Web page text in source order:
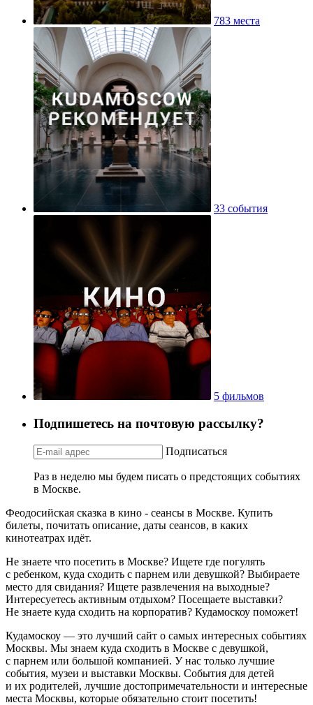
783 места
33 события
5 фильмов
Подпишетесь на почтовую рассылку?
Подписаться
Раз в неделю мы будем писать о предстоящих событиях
в Москве.
Феодосийская сказка в кино - сеансы в Москве. Купить
билеты, почитать описание, даты сеансов, в каких
кинотеатрах идёт.
Не знаете что посетить в Москве? Ищете где погулять
с ребенком, куда сходить с парнем или девушкой? Выбираете
место для свидания? Ищете развлечения на выходные?
Интересуетесь активным отдыхом? Посещаете выставки?
Не знаете куда сходить на корпоратив? Кудамоскоу поможет!
Кудамоскоу — это лучший сайт о самых интересных событиях
Москвы. Мы знаем куда сходить в Москве с девушкой,
с парнем или большой компанией. У нас только лучшие
события, музеи и выставки Москвы. События для детей
и их родителей, лучшие достопримечательности и интересные
места Москвы, которые обязательно стоит посетить!